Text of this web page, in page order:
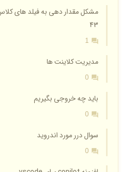
43
1
مدیریت کلاینت ها
0
باید چه خروجی بگیریم
0
سوال درر مورد اندروید
0